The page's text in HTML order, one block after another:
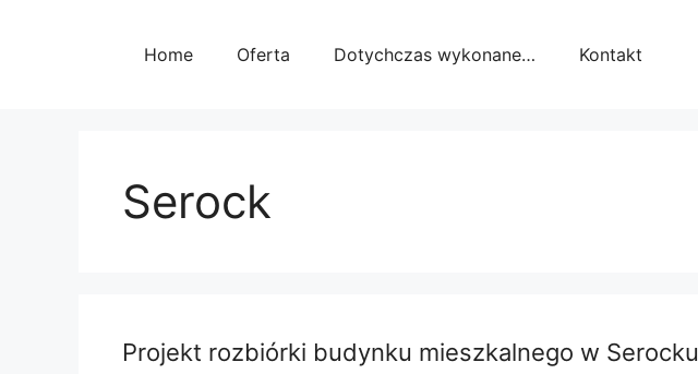
Home Oferta Dotychczas wykonane… Kontakt
Serock
Projekt rozbiórki budynku mieszkalnego w Serocku